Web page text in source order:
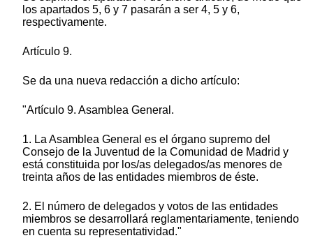
los apartados 5, 6 y 7 pasarán a ser 4, 5 y 6,
respectivamente.
Artículo 9.
Se da una nueva redacción a dicho artículo:
"Artículo 9. Asamblea General.
1. La Asamblea General es el órgano supremo del
Consejo de la Juventud de la Comunidad de Madrid y
está constituida por los/as delegados/as menores de
treinta años de las entidades miembros de éste.
2. El número de delegados y votos de las entidades
miembros se desarrollará reglamentariamente, teniendo
en cuenta su representatividad."